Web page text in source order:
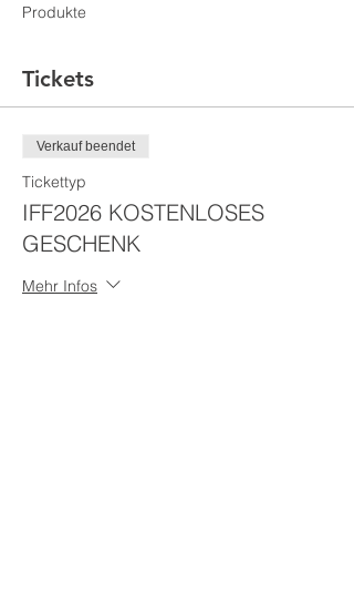
Produkte
Tickets
Verkauf beendet
Tickettyp
IFF2026 KOSTENLOSES
GESCHENK
Mehr Infos